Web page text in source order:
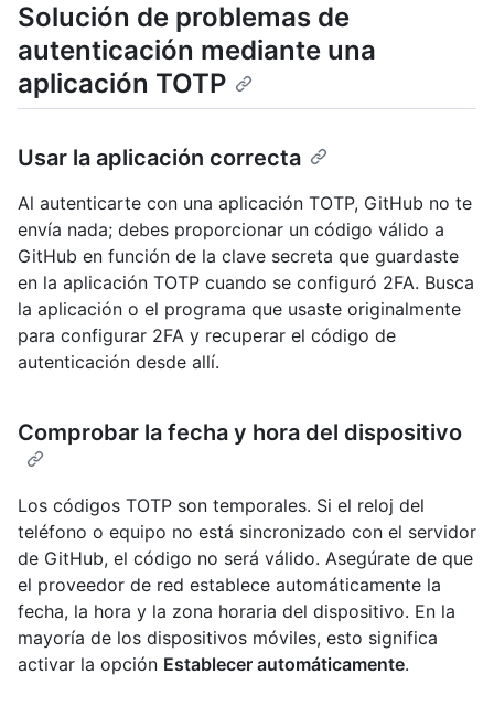
Solución de problemas de
autenticación mediante una
aplicación TOTP
Usar la aplicación correcta
Al autenticarte con una aplicación TOTP, GitHub no te
envía nada; debes proporcionar un código válido a
GitHub en función de la clave secreta que guardaste
en la aplicación TOTP cuando se configuró 2FA. Busca
la aplicación o el programa que usaste originalmente
para configurar 2FA y recuperar el código de
autenticación desde allí.
Comprobar la fecha y hora del dispositivo
Los códigos TOTP son temporales. Si el reloj del
teléfono o equipo no está sincronizado con el servidor
de GitHub, el código no será válido. Asegúrate de que
el proveedor de red establece automáticamente la
fecha, la hora y la zona horaria del dispositivo. En la
mayoría de los dispositivos móviles, esto significa
activar la opción Establecer automáticamente.